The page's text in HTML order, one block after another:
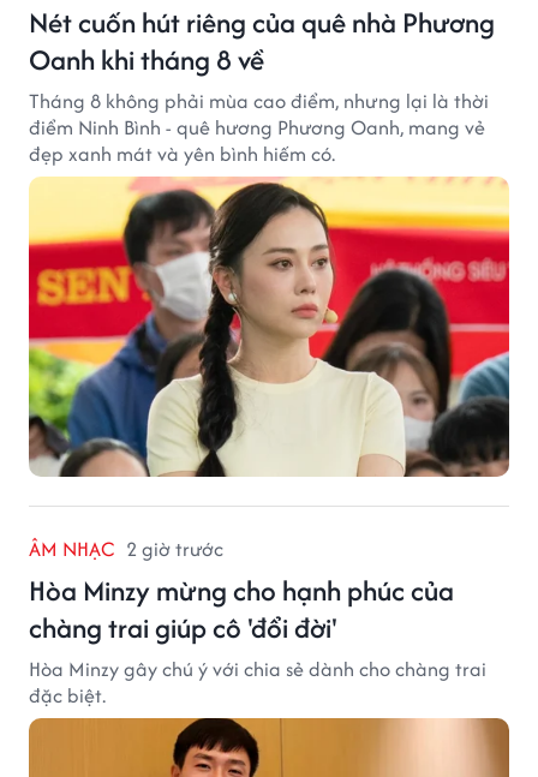
Nét cuốn hút riêng của quê nhà Phương
Oanh khi tháng 8 về
Tháng 8 không phải mùa cao điểm, nhưng lại là thời
điểm Ninh Bình - quê hương Phương Oanh, mang vẻ
đẹp xanh mát và yên bình hiếm có.
ÂM NHẠC 2 giờ trước
Hòa Minzy mừng cho hạnh phúc của
chàng trai giúp cô 'đổi đời'
Hòa Minzy gây chú ý với chia sẻ dành cho chàng trai
đặc biệt.